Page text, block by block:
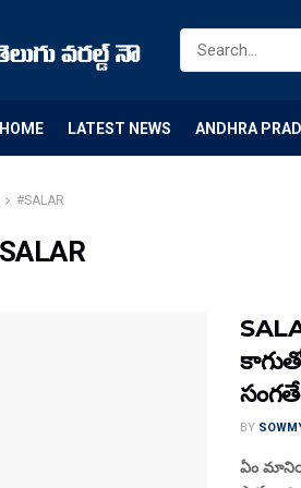
HOME LATEST NEWS ANDHRA
#SALAR
BY
ఏం